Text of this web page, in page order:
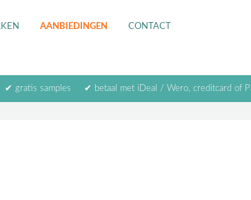
AANBIEDINGEN CONTACT
✔ gratis samples ✔ betaal met iDeal / Wero, creditcard of